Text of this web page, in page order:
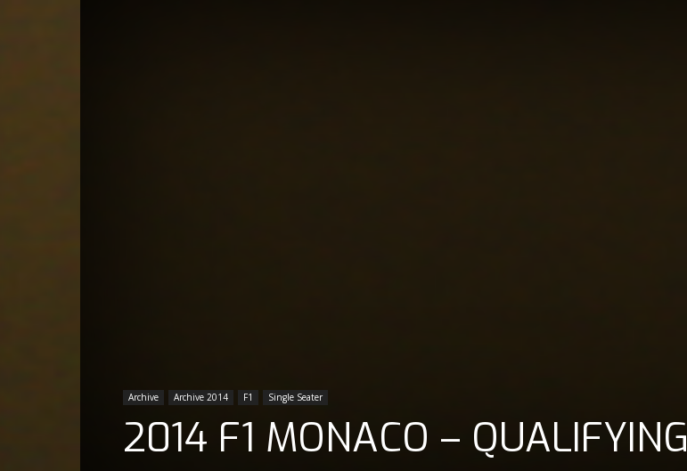
Archive Archive 2014 F1 Single Seater
2014 F1 MONACO – QUALIFYING